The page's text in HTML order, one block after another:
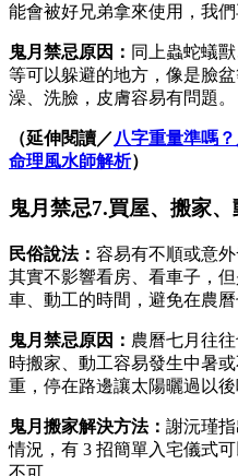
能會被好兄弟拿來使用，我們
鬼月禁忌原因： 同上蟲蛇蟻
等可以躲避的地方，像是臉
澡、洗臉，皮膚容易有問題。
（延伸閱讀／八字重量準嗎
命理風水師解析）
鬼月禁忌7.買屋、搬家
民俗說法： 容易有不順或意
其實不影響看房、看車子，
車、動工的時間，避免在農曆
鬼月禁忌原因： 農曆七月往
時搬家、動工容易發生中暑
重，停在路邊讓太陽曬過以
鬼月搬家解決方法： 謝沅瑾
情況，有 3 招簡單入宅儀式
不可。